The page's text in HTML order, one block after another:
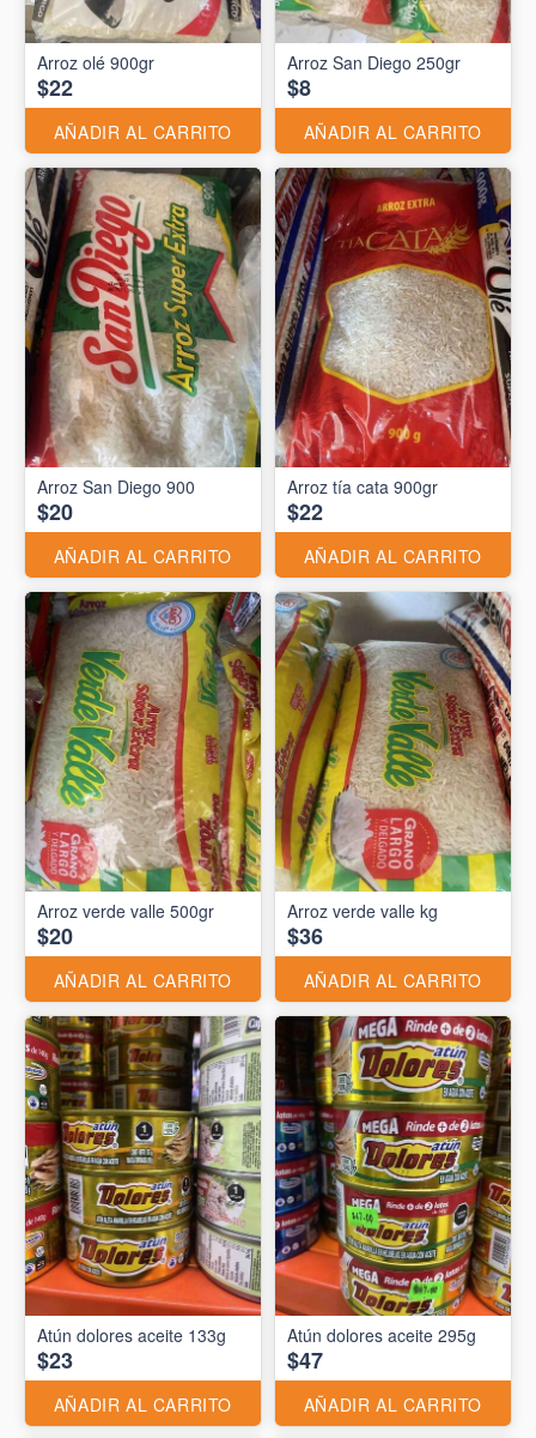
Arroz olé 900gr
$22
AÑADIR AL CARRITO
Arroz San Diego 250gr
$8
AÑADIR AL CARRITO
Arroz San Diego 900
$20
AÑADIR AL CARRITO
Arroz tía cata 900gr
$22
AÑADIR AL CARRITO
Arroz verde valle 500gr
$20
AÑADIR AL CARRITO
Arroz verde valle kg
$36
AÑADIR AL CARRITO
Atún dolores aceite 133g
$23
AÑADIR AL CARRITO
Atún dolores aceite 295g
$47
AÑADIR AL CARRITO